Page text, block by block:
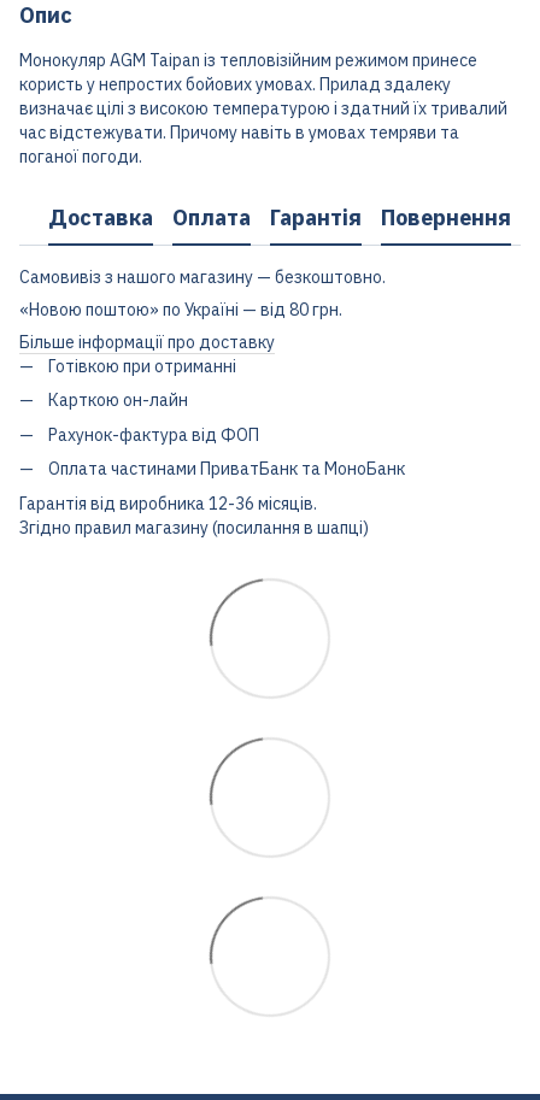
Опис
Монокуляр AGM Taipan із тепловізійним режимом принесе
користь у непростих бойових умовах. Прилад здалеку
визначає цілі з високою температурою і здатний їх тривалий
час відстежувати. Причому навіть в умовах темряви та
поганої погоди.
Доставка Оплата Гарантія Повернення
Самовивіз з нашого магазину — безкоштовно.
«Новою поштою» по Україні — від 80 грн.
Більше інформації про доставку
Готівкою при отриманні
Карткою он-лайн
Рахунок-фактура від ФОП
Оплата частинами ПриватБанк та МоноБанк
Гарантія від виробника 12-36 місяців.
Згідно правил магазину (посилання в шапці)